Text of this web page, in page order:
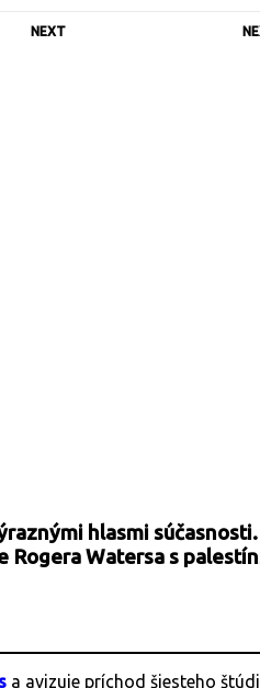
NEXT
hlasmi
Watersa s
a avizuje príchod šiesteho